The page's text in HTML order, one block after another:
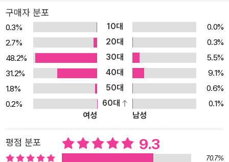
라였다면 어떠했을까? 아마 아이들은 놀리거나 동정을 했을 것이고
선생님은 그런 아이들에게 그러면 안 된다고 일장 연설을 했을 것이
오늘은 피에르가 평소와 좀 다르다고 생각하는 정도이다. 선생님은
평소와 다른 피에르가 주눅 들지 않도록 더 활발하게 발표를 시킨다.
동정하거나 가르치려고 하기보다 다른 그대로를 그대로 받아들이는
작고 섬세한 배려를 느낄 수 있다. 차이를 감싸는 성숙한 배려는 어설
픈 동정이나 가르침이 아니라 누구나 다를 수 있고 소수일 수 있다는
문화적 공감대이다. 문화란 누구나 체화되어있는 몸과 정신의 높이이
다. 이 책은 차이를 감싸는 배려란 베풀거나, 이러해야 된다고 가르치
기보다 차이를 대하는 우리의 문화가 어떠해야 하는지를 잘 보여준
구매자 분포
0.3% 10대
0.0%
2.7%
20대
0.3%
48.2%
30대
5.5%
31.2%
40대
9.1%
1.8%
50대
0.6%
0.2%
60대
0.1%
여성
남성
평점 분포 9.3
70.7%